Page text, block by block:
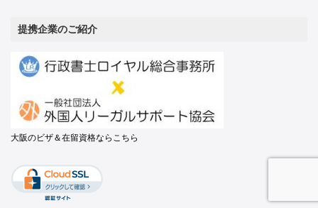
提携企業のご紹介
大阪のビザ＆在留資格ならこちら